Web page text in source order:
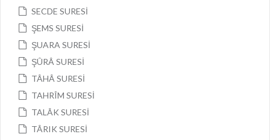
SECDE SURESİ
ŞEMS SURESİ
ŞUARA SURESİ
ŞÛRÂ SURESİ
TÂHÂ SURESİ
TAHRÎM SURESİ
TALÂK SURESİ
TÂRIK SURESİ